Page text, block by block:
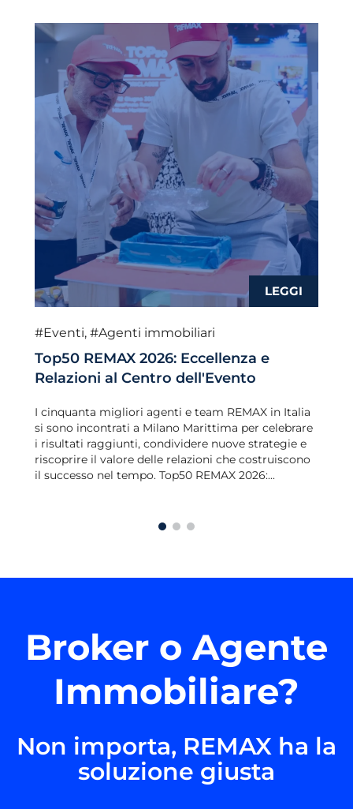
#Eventi, #Agenti immobiliari
Top50 REMAX 2026: Eccellenza e
Relazioni al Centro dell'Evento
I cinquanta migliori agenti e team REMAX in Italia
si sono incontrati a Milano Marittima per celebrare
i risultati raggiunti, condividere nuove strategie e
riscoprire il valore delle relazioni che costruiscono
il successo nel tempo. Top50 REMAX 2026:...
Broker o Agente
Immobiliare?
Non importa, REMAX ha la
soluzione giusta